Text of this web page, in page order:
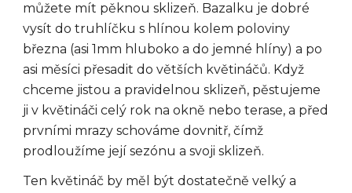
můžete mít pěknou sklizeň. Bazalku je dobré
vysít do truhlíčku s hlínou kolem poloviny
března (asi 1mm hluboko a do jemné hlíny) a po
asi měsíci přesadit do větších květináčů. Když
chceme jistou a pravidelnou sklizeň, pěstujeme
ji v květináči celý rok na okně nebo terase, a před
prvními mrazy schováme dovnitř, čímž
prodloužíme její sezónu a svoji sklizeň.
Ten květináč by měl být dostatečně velký a